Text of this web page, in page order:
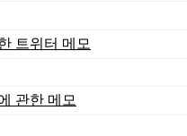
트위터 메모
관한 메모